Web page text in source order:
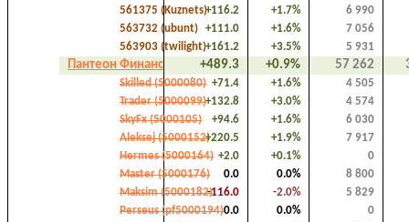
561375 (Kuznets)+116.2 +1.7%
6 990
563732 (ubunt)
+111.0 +1.6%
7 056
563903 (twilight)+161.2 +3.5% 5 931
Пантеон Финанс +489.3 +0.9% 57 262
Skilled (5000080) +71.4 +1.6%
4 505
Trader (5000099)+132.8 +3.0%
4 574
SkyFx (5000105)
+94.6 +1.6%
6 030
Aleksej (5000152)+220.5 +1.9%
7 917
Hermes (5000164) +2.0 +0.1%
0
Master (5000176)
0.0 0.0%
8 800
Maksim (5000182)-116.0 -2.0%
5 829
Perseus (pf5000194)0.0 0.0%
0